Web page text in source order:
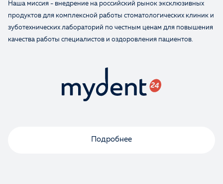
Наша миссия - внедрение на российский рынок эксклюзивных
продуктов для комплексной работы стоматологических клиник и
зуботехнических лабораторий по честным ценам для повышения
качества работы специалистов и оздоровления пациентов.
Подробнее